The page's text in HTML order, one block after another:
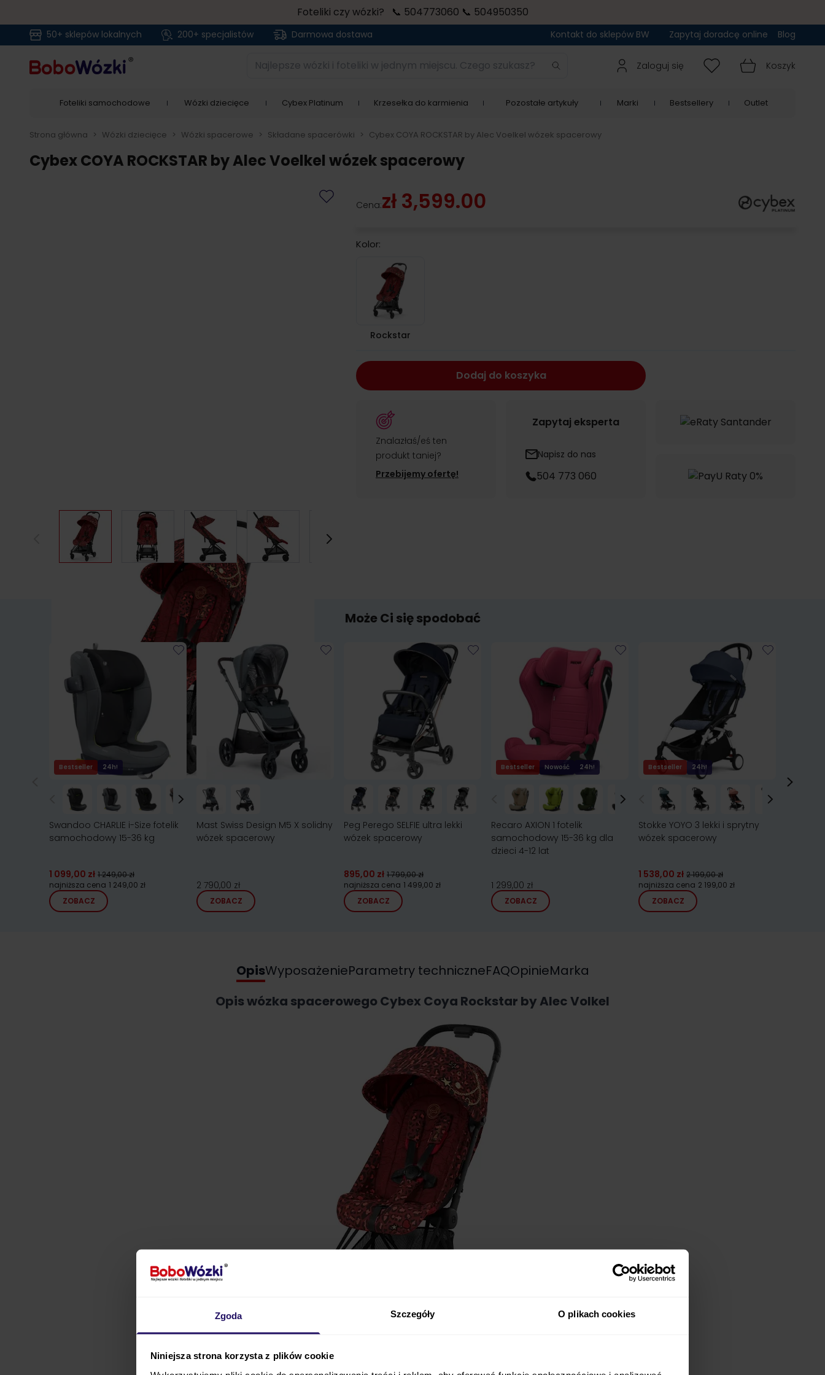
Zgoda Szczegóły O plikach cookies
Niniejsza strona korzysta z plików cookie
Foteliki czy wózki? 📞 504773060 📞 504950350
50+ sklepów lokalnych 200+ specjalistów Darmowa dostawa Kontakt do sklepów BW Zapytaj doradcę online Blog
Najlepsze wózki i foteliki w jednym miejscu. Czego szukasz? Zaloguj się Koszyk
Foteliki samochodowe Wózki dziecięce Cybex Platinum Krzesełka do karmienia Pozostałe artykuły Marki Bestsellery Outlet
Strona główna > Wózki dziecięce > Wózki spacerowe > Składane spacerówki > Cybex COYA ROCKSTAR by Alec Voelkel wózek spacerowy
Cybex COYA ROCKSTAR by Alec Voelkel wózek spacerowy
Cena:zł 3,599.00
Kolor:
Rockstar
Rockstar
Dodaj do koszyka
Znalazłaś/eś ten
produkt taniej?
Przebijemy ofertę!
Zapytaj eksperta
Napisz do nas
504 773 060
Może Ci się spodobać
Bestseller 24h!
Swandoo CHARLIE i-Size fotelik
samochodowy 15-36 kg
1 099,00 zł 1 249,00 zł
najniższa cena 1 249,00 zł
ZOBACZ
Mast Swiss Design M5 X solidny
wózek spacerowy
2 790,00 zł
ZOBACZ
Peg Perego SELFIE ultra lekki
wózek spacerowy
895,00 zł 1 799,00 zł
najniższa cena 1 499,00 zł
ZOBACZ
Bestseller Nowość 24h!
Recaro AXION 1 fotelik
samochodowy 15-36 kg dla
dzieci 4-12 lat
1 299,00 zł
ZOBACZ
Bestseller 24h!
Stokke YOYO 3 lekki i sprytny
wózek spacerowy
1 538,00 zł 2 199,00 zł
najniższa cena 2 199,00 zł
ZOBACZ
Opis
Opis wózka spacerowego Cybex Coya Rockstar by Alec Volkel
wiedzieć z całą pewnością, że ten model to wyjątkowo
WyposażenieParametry techniczneFAQOpinieMarka